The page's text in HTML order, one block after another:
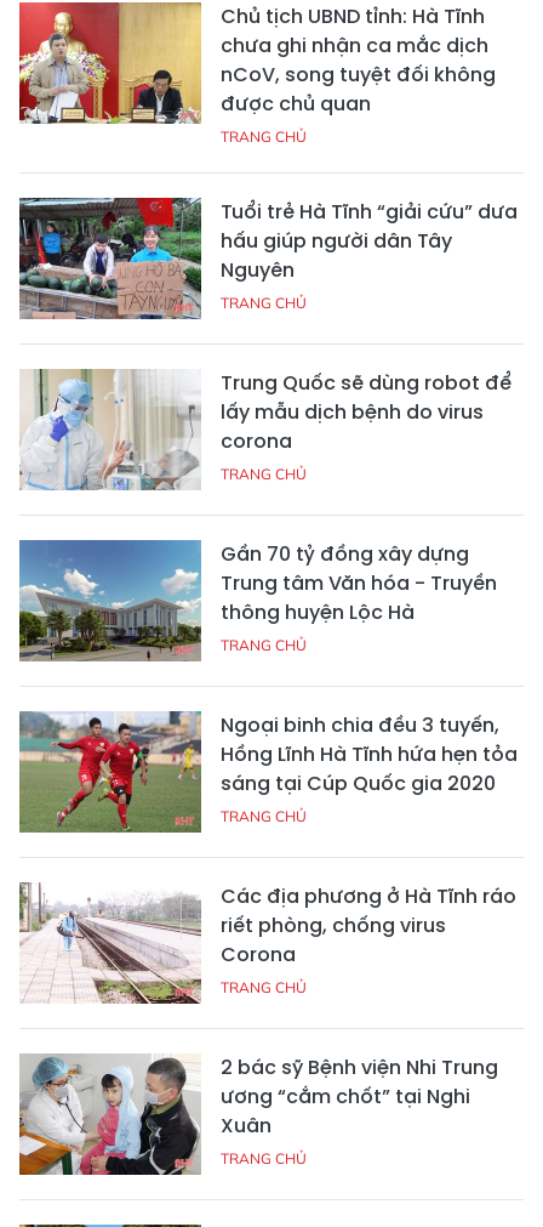
Chủ tịch UBND tỉnh: Hà Tĩnh
chưa ghi nhận ca mắc dịch
nCoV, song tuyệt đối không
được chủ quan
TRANG CHỦ
Tuổi trẻ Hà Tĩnh “giải cứu” dưa
hấu giúp người dân Tây
Nguyên
TRANG CHỦ
Trung Quốc sẽ dùng robot để
lấy mẫu dịch bệnh do virus
corona
TRANG CHỦ
Gần 70 tỷ đồng xây dựng
Trung tâm Văn hóa - Truyền
thông huyện Lộc Hà
TRANG CHỦ
Ngoại binh chia đều 3 tuyến,
Hồng Lĩnh Hà Tĩnh hứa hẹn tỏa
sáng tại Cúp Quốc gia 2020
TRANG CHỦ
Các địa phương ở Hà Tĩnh ráo
riết phòng, chống virus
Corona
TRANG CHỦ
2 bác sỹ Bệnh viện Nhi Trung
ương “cắm chốt” tại Nghi
Xuân
TRANG CHỦ